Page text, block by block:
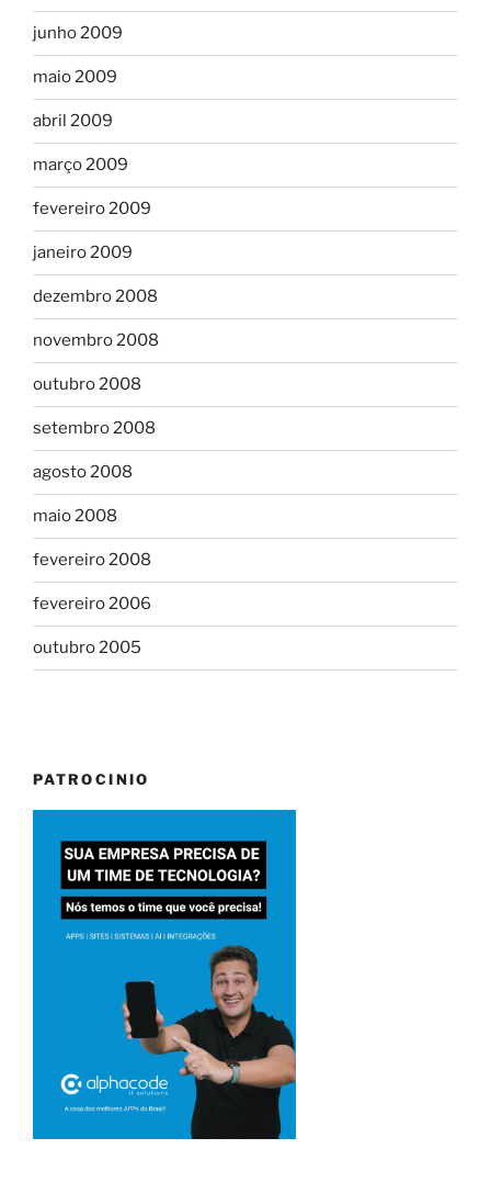
junho 2009
maio 2009
abril 2009
março 2009
fevereiro 2009
janeiro 2009
dezembro 2008
novembro 2008
outubro 2008
setembro 2008
agosto 2008
maio 2008
fevereiro 2008
fevereiro 2006
outubro 2005
PATROCINIO